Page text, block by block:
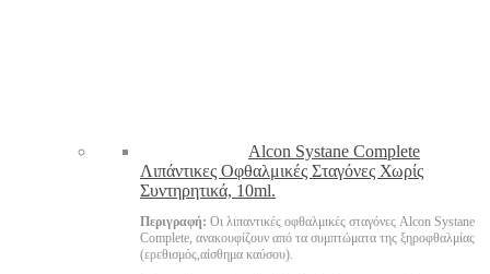
Alcon Systane Complete
Λιπάντικες Οφθαλμικές Σταγόνες Χωρίς
Συντηρητικά, 10ml.
Περιγραφή: Οι λιπαντικές οφθαλμικές σταγόνες Alcon Systane
Complete, ανακουφίζουν από τα συμπτώματα της ξηροφθαλμίας
(ερεθισμός,αίσθημα καύσου).